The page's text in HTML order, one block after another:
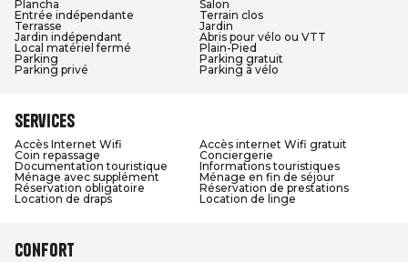
Plancha
Salon
Entrée indépendante
Terrain clos
Terrasse
Jardin
Jardin indépendant
Abris pour vélo ou VTT
Local matériel fermé
Plain-Pied
Parking
Parking gratuit
Parking privé
Parking à vélo
Services
Accès Internet Wifi
Accès internet Wifi gratuit
Coin repassage
Conciergerie
Documentation touristique
Informations touristiques
Ménage avec supplément
Ménage en fin de séjour
Réservation obligatoire
Réservation de prestations
Location de draps
Location de linge
Confort